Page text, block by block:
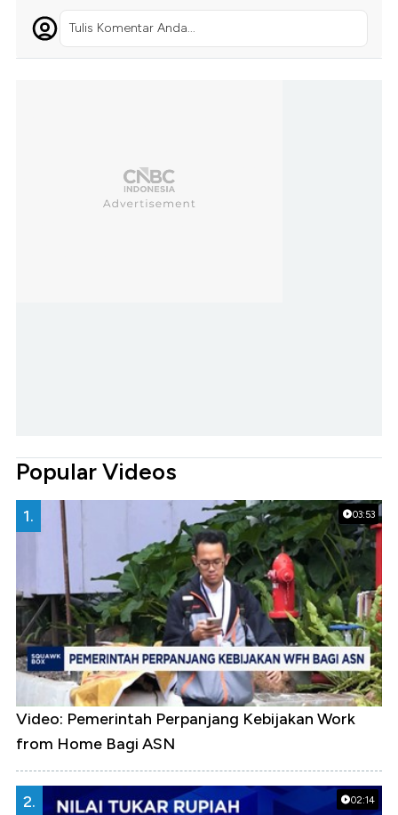
Tulis Komentar Anda...
Popular Videos
03:53
1.
Video: Pemerintah Perpanjang Kebijakan Work
from Home Bagi ASN
02:14
2.